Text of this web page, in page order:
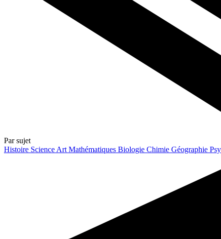
Par sujet
Histoire Science Art Mathématiques Biologie Chimie Géographie